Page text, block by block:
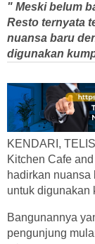
" Meski belum
Resto ternyata
nuansa baru
digunakan
KENDARI,
Kitchen Cafe
hadirkan
untuk digunakan
Bangunannya
pengunjung